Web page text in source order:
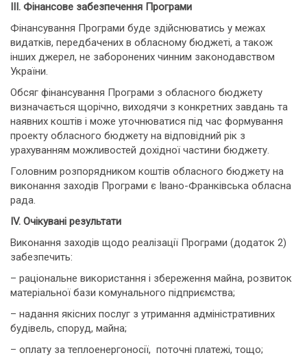
III. Фінансове забезпечення Програми
Фінансування Програми буде здійснюватись у межах
видатків, передбачених в обласному бюджеті, а також
інших джерел, не заборонених чинним законодавством
України.
Обсяг фінансування Програми з обласного бюджету
визначається щорічно, виходячи з конкретних завдань та
наявних коштів і може уточнюватися під час формування
проекту обласного бюджету на відповідний рік з
урахуванням можливостей дохідної частини бюджету.
Головним розпорядником коштів обласного бюджету на
виконання заходів Програми є Івано-Франківська обласна
рада.
IV. Очікувані результати
Виконання заходів щодо реалізації Програми (додаток 2)
забезпечить:
– раціональне використання і збереження майна, розвиток
матеріальної бази комунального підприємства;
– надання якісних послуг з утримання адміністративних
будівель, споруд, майна;
– оплату за теплоенергоносії, поточні платежі, тощо;